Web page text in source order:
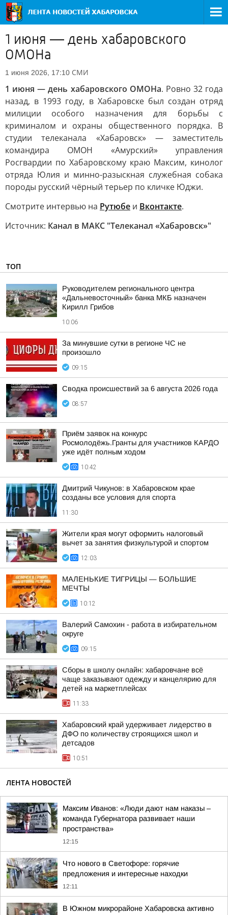
1 июня — день хабаровского
ОМОНа
1 июня 2026, 17:10 СМИ
1 июня — день хабаровского ОМОНа. Ровно 32 года
назад, в 1993 году, в Хабаровске был создан отряд
милиции особого назначения для борьбы с
криминалом и охраны общественного порядка. В
студии телеканала «Хабаровск» — заместитель
командира ОМОН «Амурский» управления
Росгвардии по Хабаровскому краю Максим, кинолог
отряда Юлия и минно-разыскная служебная собака
породы русский чёрный терьер по кличке Юджи.
Смотрите интервью на Рутюбе и Вконтакте.
Источник: Канал в МАКС "Телеканал «Хабаровск»"
ТОП
Руководителем регионального центра
«Дальневосточный» банка МКБ назначен
Кирилл Грибов
10:06
За минувшие сутки в регионе ЧС не
произошло
09:15
Сводка происшествий за 6 августа 2026 года
08:57
Приём заявок на конкурс
Росмолодёжь.Гранты для участников КАРДО
уже идёт полным ходом
10:42
Дмитрий Чикунов: в Хабаровском крае
созданы все условия для спорта
11:30
Жители края могут оформить налоговый
вычет за занятия физкультурой и спортом
12:03
МАЛЕНЬКИЕ ТИГРИЦЫ — БОЛЬШИЕ
МЕЧТЫ
10:12
Валерий Самохин - работа в избирательном
округе
09:15
Сборы в школу онлайн: хабаровчане всё
чаще заказывают одежду и канцелярию для
детей на маркетплейсах
11:33
Хабаровский край удерживает лидерство в
ДФО по количеству строящихся школ и
детсадов
10:51
ЛЕНТА НОВОСТЕЙ
Максим Иванов: «Люди дают нам наказы –
команда Губернатора развивает наши
пространства»
12:15
Что нового в Светофоре: горячие
предложения и интересные находки
12:11
В Южном микрорайоне Хабаровска активно